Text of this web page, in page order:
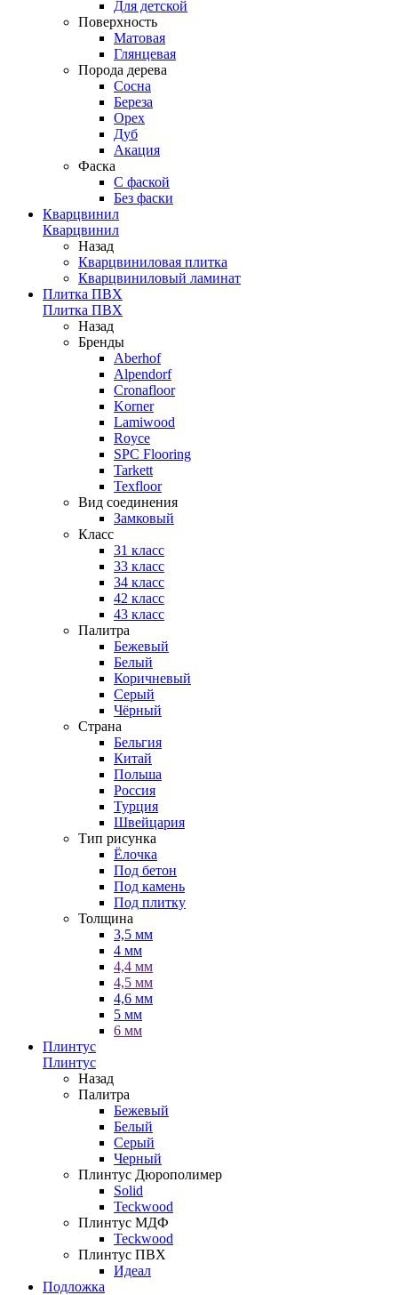
Для детской
Поверхность
Матовая
Глянцевая
Порода дерева
Сосна
Береза
Орех
Дуб
Акация
Фаска
С фаской
Без фаски
Кварцвинил
Кварцвинил
Назад
Кварцвиниловая плитка
Кварцвиниловый ламинат
Плитка ПВХ
Плитка ПВХ
Назад
Бренды
Aberhof
Alpendorf
Cronafloor
Korner
Lamiwood
Royce
SPC Flooring
Tarkett
Texfloor
Вид соединения
Замковый
Класс
31 класс
33 класс
34 класс
42 класс
43 класс
Палитра
Бежевый
Белый
Коричневый
Серый
Чёрный
Страна
Бельгия
Китай
Польша
Россия
Турция
Швейцария
Тип рисунка
Ёлочка
Под бетон
Под камень
Под плитку
Толщина
3,5 мм
4 мм
4,4 мм
4,5 мм
4,6 мм
5 мм
6 мм
Плинтус
Плинтус
Назад
Палитра
Бежевый
Белый
Серый
Черный
Плинтус Дюрополимер
Solid
Teckwood
Плинтус МДФ
Teckwood
Плинтус ПВХ
Идеал
Подложка